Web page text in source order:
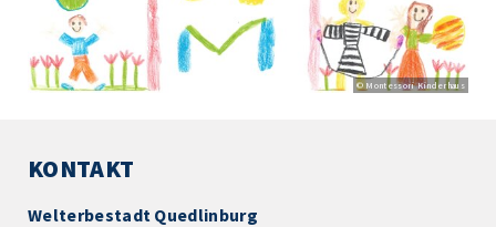
© Montessori Kinderhaus
KONTAKT
Welterbestadt Quedlinburg